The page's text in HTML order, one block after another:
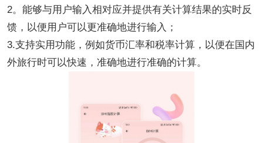
2。能够与用户输入相对应并提供有关计算结果的实时反
馈，以便用户可以更准确地进行输入；
3.支持实用功能，例如货币汇率和税率计算，以便在国内
外旅行时可以快速，准确地进行准确的计算。